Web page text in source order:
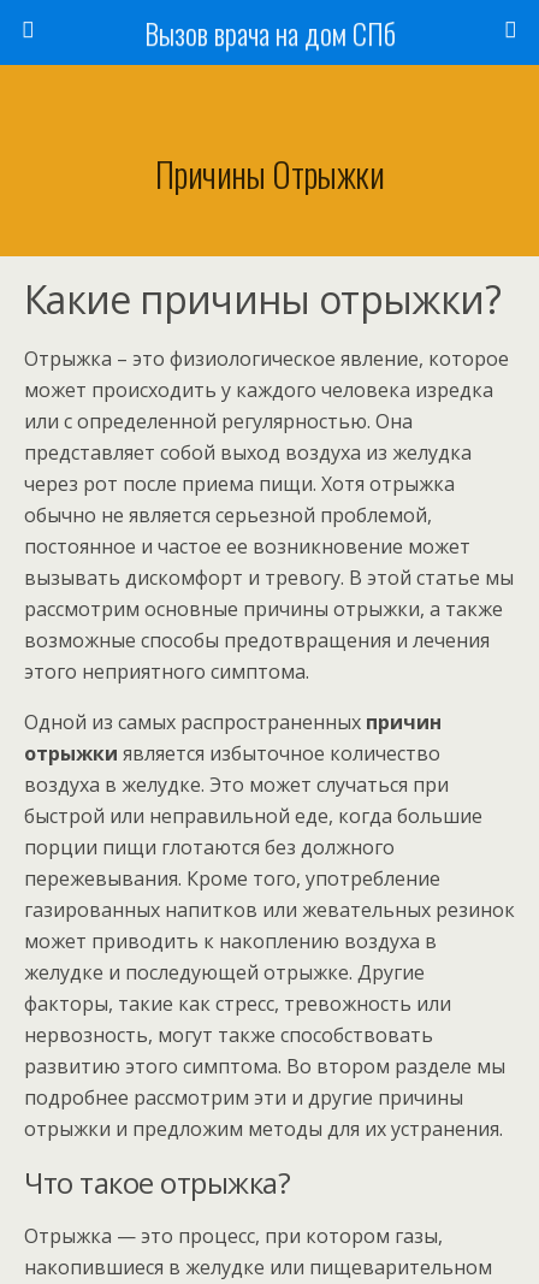
Вызов врача на дом СПб
Причины Отрыжки
Какие причины отрыжки?
Отрыжка – это физиологическое явление, которое
может происходить у каждого человека изредка
или с определенной регулярностью. Она
представляет собой выход воздуха из желудка
через рот после приема пищи. Хотя отрыжка
обычно не является серьезной проблемой,
постоянное и частое ее возникновение может
вызывать дискомфорт и тревогу. В этой статье мы
рассмотрим основные причины отрыжки, а также
возможные способы предотвращения и лечения
этого неприятного симптома.
Одной из самых распространенных причин
отрыжки является избыточное количество
воздуха в желудке. Это может случаться при
быстрой или неправильной еде, когда большие
порции пищи глотаются без должного
пережевывания. Кроме того, употребление
газированных напитков или жевательных резинок
может приводить к накоплению воздуха в
желудке и последующей отрыжке. Другие
факторы, такие как стресс, тревожность или
нервозность, могут также способствовать
развитию этого симптома. Во втором разделе мы
подробнее рассмотрим эти и другие причины
отрыжки и предложим методы для их устранения.
Что такое отрыжка?
Отрыжка — это процесс, при котором газы,
накопившиеся в желудке или пищеварительном